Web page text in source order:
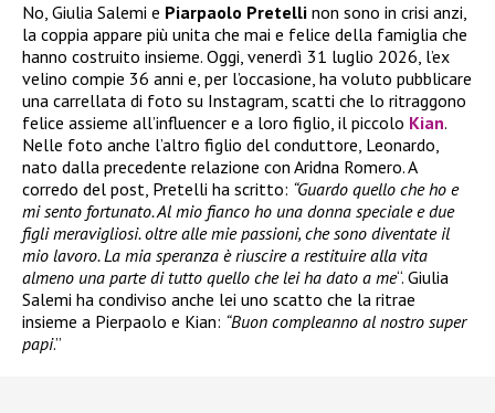
No, Giulia Salemi e Piarpaolo Pretelli non sono in crisi anzi,
la coppia appare più unita che mai e felice della famiglia che
hanno costruito insieme. Oggi, venerdì 31 luglio 2026, l’ex
velino compie 36 anni e, per l’occasione, ha voluto pubblicare
una carrellata di foto su Instagram, scatti che lo ritraggono
felice assieme all’influencer e a loro figlio, il piccolo Kian.
Nelle foto anche l’altro figlio del conduttore, Leonardo,
nato dalla precedente relazione con Aridna Romero. A
corredo del post, Pretelli ha scritto: “Guardo quello che ho e
mi sento fortunato. Al mio fianco ho una donna speciale e due
figli meravigliosi. oltre alle mie passioni, che sono diventate il
mio lavoro. La mia speranza è riuscire a restituire alla vita
almeno una parte di tutto quello che lei ha dato a me“. Giulia
Salemi ha condiviso anche lei uno scatto che la ritrae
insieme a Pierpaolo e Kian: “Buon compleanno al nostro super
papi.”